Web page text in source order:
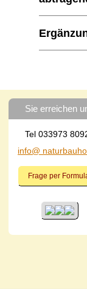
Sie erreichen
Tel 033973
info@
Frage per